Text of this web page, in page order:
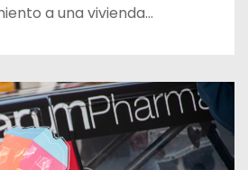
a una vivienda…